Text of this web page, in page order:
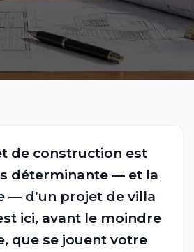
de construction est
déterminante — et la
— d'un projet de villa
ici, avant le moindre
que se jouent votre